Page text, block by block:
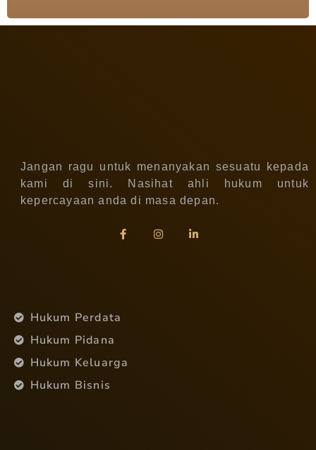
Jangan ragu untuk menanyakan sesuatu kepada
kami di sini. Nasihat ahli hukum untuk
kepercayaan anda di masa depan.
Hukum Perdata
Hukum Pidana
Hukum Keluarga
Hukum Bisnis